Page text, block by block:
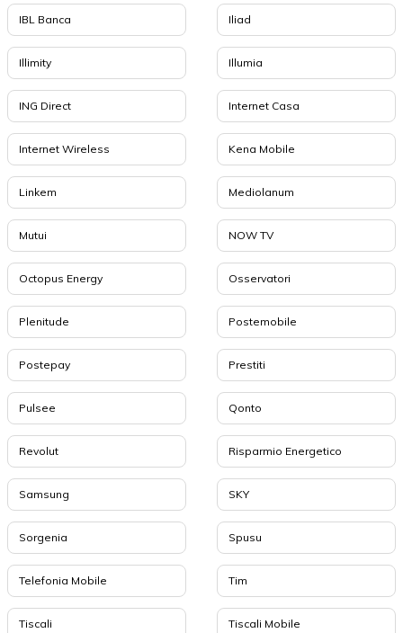
IBL Banca Iliad
Illimity Illumia
ING Direct Internet Casa
Internet Wireless Kena Mobile
Linkem Mediolanum
Mutui NOW TV
Octopus Energy Osservatori
Plenitude Postemobile
Postepay Prestiti
Pulsee Qonto
Revolut Risparmio Energetico
Samsung SKY
Sorgenia Spusu
Telefonia Mobile Tim
Tiscali Tiscali Mobile